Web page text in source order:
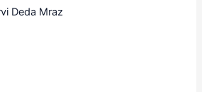
Deda Mraz